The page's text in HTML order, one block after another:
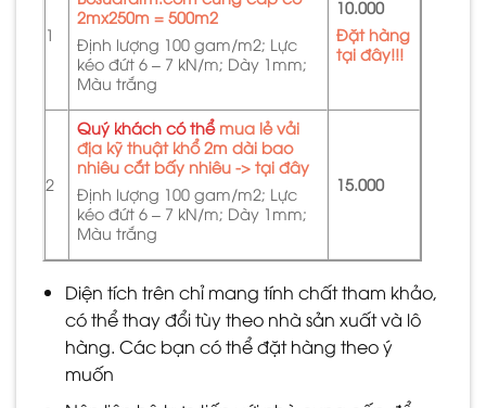
1
2mx250m = 500m2
Định lượng 100 gam/m2; Lực
kéo đứt 6 – 7 kN/m; Dày 1mm;
Màu trắng
10.000
Đặt hàng
tại đây!!!
2
Quý khách có thể mua lẻ vải
địa kỹ thuật khổ 2m dài bao
nhiêu cắt bấy nhiêu -> tại đây
Định lượng 100 gam/m2; Lực
kéo đứt 6 – 7 kN/m; Dày 1mm;
Màu trắng
15.000
Diện tích trên chỉ mang tính chất tham khảo,
có thể thay đổi tùy theo nhà sản xuất và lô
hàng. Các bạn có thể đặt hàng theo ý
muốn